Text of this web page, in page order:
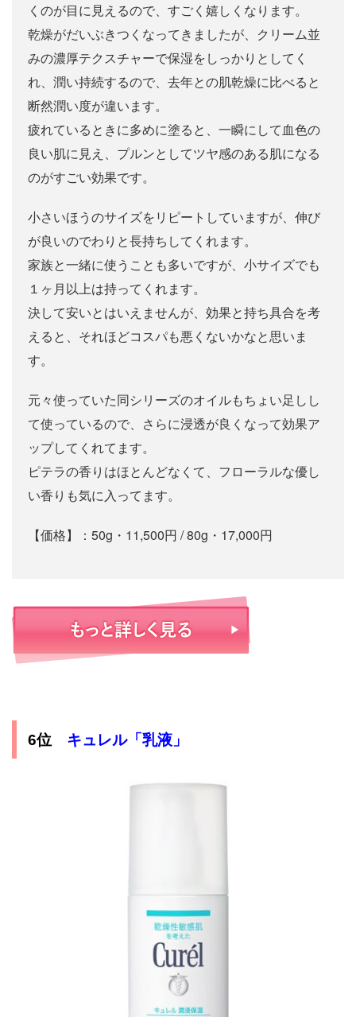
くのが目に見えるので、すごく嬉しくなります。
乾燥がだいぶきつくなってきましたが、クリーム並
みの濃厚テクスチャーで保湿をしっかりとしてく
れ、潤い持続するので、去年との肌乾燥に比べると
断然潤い度が違います。
疲れているときに多めに塗ると、一瞬にして血色の
良い肌に見え、プルンとしてツヤ感のある肌になる
のがすごい効果です。
小さいほうのサイズをリピートしていますが、伸び
が良いのでわりと長持ちしてくれます。
家族と一緒に使うことも多いですが、小サイズでも
１ヶ月以上は持ってくれます。
決して安いとはいえませんが、効果と持ち具合を考
えると、それほどコスパも悪くないかなと思いま
す。
元々使っていた同シリーズのオイルもちょい足しし
て使っているので、さらに浸透が良くなって効果ア
ップしてくれてます。
ピテラの香りはほとんどなくて、フローラルな優し
い香りも気に入ってます。
【価格】：50g・11,500円 / 80g・17,000円
6位 キュレル「乳液」